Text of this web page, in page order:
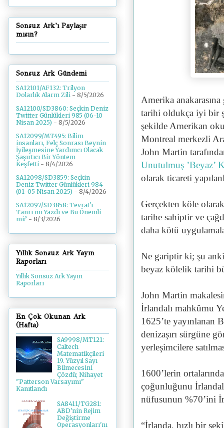
Amerika
tarihi oldukça iyi bir
şekilde Amerikan
Montreal merkezli
John Martin
Unutulmuş ’Beyaz’
olarak ticareti
Gerçekten köle
tarihe sahiptir ve
daha kötü
Ne gariptir ki; şu
beyaz kölelik tarihi
John Martin
İrlandalı mahkûmu
1625’te yayınlanan
denizaşırı sürgüne
yerleşimcilere
1600’lerin
çoğunluğunu
nüfusunun %70’ini
“İrlanda, hızlı bir
Sonsuz Ark'ı Paylaşır
mısın?
Sonsuz Ark Gündemi
SA12101/AF132: Trilyon
Dolarlık Alarm Zili - 8/5/2026
SA12100/SD3860: Seçkin Deniz
Twitter Günlükleri 985 (06-10
Nisan 2025) - 8/5/2026
SA12099/MT495: Bilim
insanları, Felç Sonrası Beynin
İyileşmesine Yardımcı Olacak
Şaşırtıcı Bir Yöntem
Keşfetti - 8/4/2026
SA12098/SD3859: Seçkin
Deniz Twitter Günlükleri 984
(01-05 Nisan 2025) - 8/4/2026
SA12097/SD3858: Tevrat'ı
Tanrı mı Yazdı ve Bu Önemli
mi? - 8/3/2026
Yıllık Sonsuz Ark Yayın
Raporları
Yıllık Sonsuz Ark Yayın
Raporları
En Çok Okunan Ark
(Hafta)
SA9998/MT121:
Caltech
Matematikçileri
19. Yüzyıl Sayı
Bilmecesini
Çözdü; Nihayet
"Patterson Varsayımı"
Kanıtlandı
SA8411/TG281:
ABD'nin Rejim
Değiştirme
Operasyonları'nı